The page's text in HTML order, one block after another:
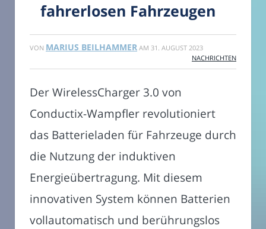
fahrerlosen Fahrzeugen
VON MARIUS BEILHAMMER AM 31. AUGUST 2023
NACHRICHTEN
Der WirelessCharger 3.0 von
Conductix-Wampfler revolutioniert
das Batterieladen für Fahrzeuge durch
die Nutzung der induktiven
Energieübertragung. Mit diesem
innovativen System können Batterien
vollautomatisch und berührungslos